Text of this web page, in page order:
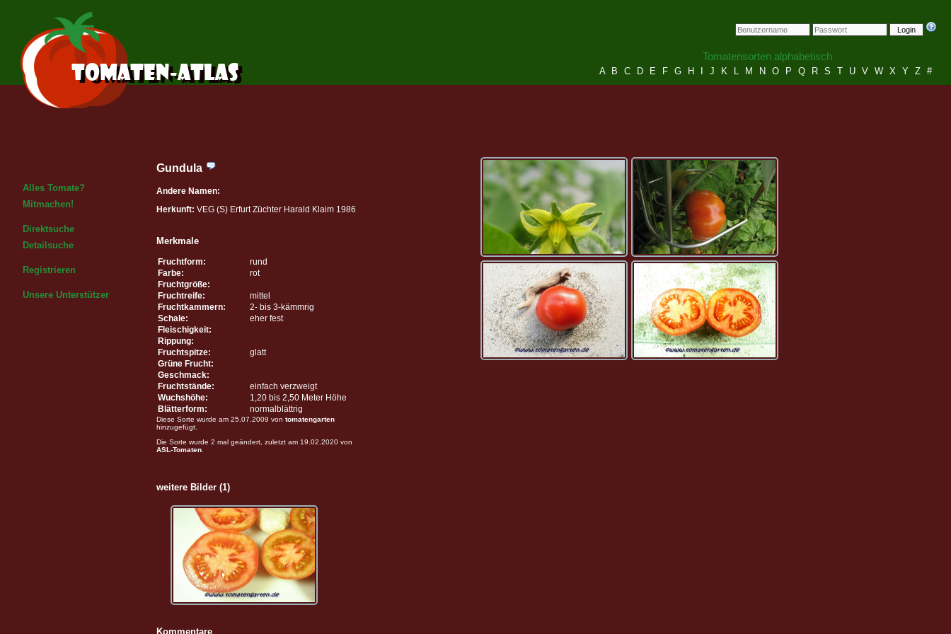
Login
Tomatensorten alphabetisch
A B C D E F G H J K L M N O P Q R S T U V W X Y Z #
Alles Tomate?
Mitmachen!
Direktsuche
Detailsuche
Registrieren
Unsere Unterstützer
Gundula
Andere Namen:
Herkunft: VEG (S) Erfurt Züchter Harald Klaim 1986
Merkmale
Fruchtform:
rund
Farbe:
rot
Fruchtgröße:
Fruchtreife:
mittel
Fruchtkammern:
2- bis 3-kämmrig
Schale:
eher fest
Fleischigkeit:
Rippung:
Fruchtspitze:
glatt
Grüne Frucht:
Geschmack:
Fruchtstände:
einfach verzweigt
Wuchshöhe:
1,20 bis 2,50 Meter Höhe
Blätterform:
normalblättrig
Diese Sorte wurde am 25.07.2009 von tomatengarten
hinzugefügt.
Die Sorte wurde 2 mal geändert, zuletzt am 19.02.2020 von
ASL-Tomaten
weitere Bilder (1)
Kommentare